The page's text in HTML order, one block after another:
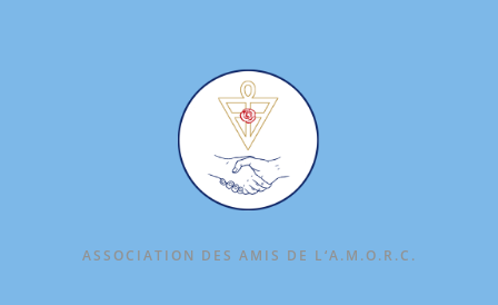
ASSOCIATION DES AMIS DE L‘A.M.O.R.C.